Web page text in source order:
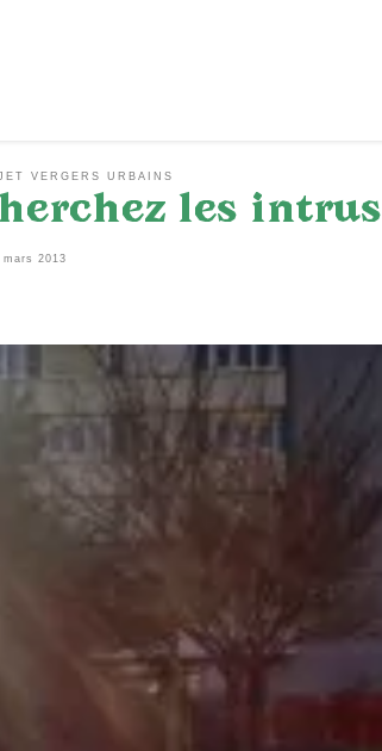
VERGERS URBAINS
les intrus
mars 2013